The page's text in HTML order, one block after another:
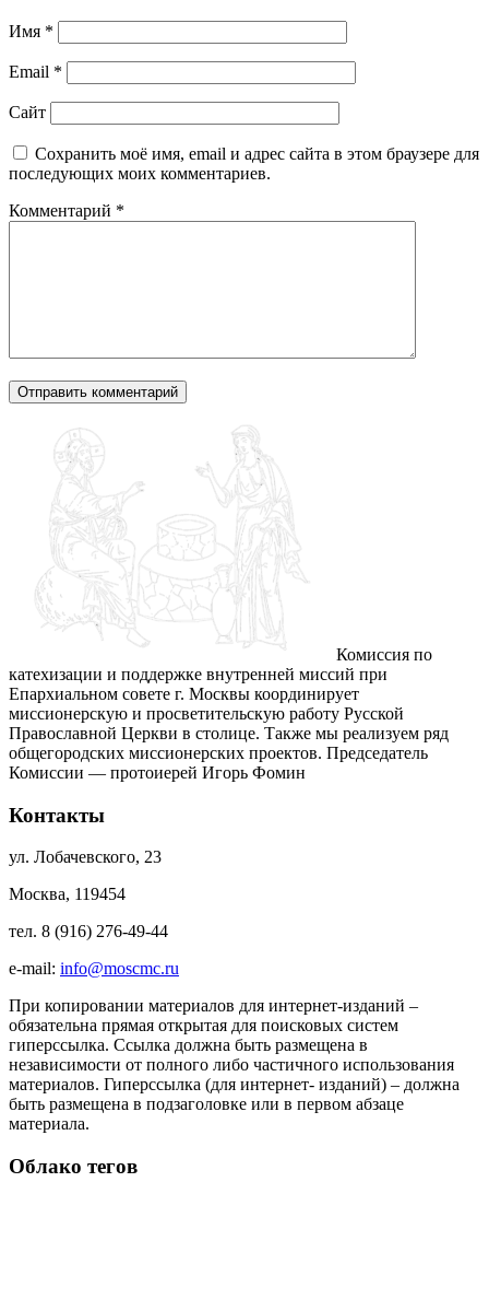
Имя *
Email *
Сайт
Сохранить моё имя, email и адрес сайта в этом браузере для
последующих моих комментариев.
Комментарий *
Комиссия по
катехизации и поддержке внутренней миссий при
Епархиальном совете г. Москвы координирует
миссионерскую и просветительскую работу Русской
Православной Церкви в столице. Также мы реализуем ряд
общегородских миссионерских проектов. Председатель
Комиссии — протоиерей Игорь Фомин
Контакты
ул. Лобачевского, 23
Москва, 119454
тел. 8 (916) 276-49-44
e-mail: info@moscmc.ru
При копировании материалов для интернет-изданий –
обязательна прямая открытая для поисковых систем
гиперссылка. Ссылка должна быть размещена в
независимости от полного либо частичного использования
материалов. Гиперссылка (для интернет- изданий) – должна
быть размещена в подзаголовке или в первом абзаце
материала.
Облако тегов